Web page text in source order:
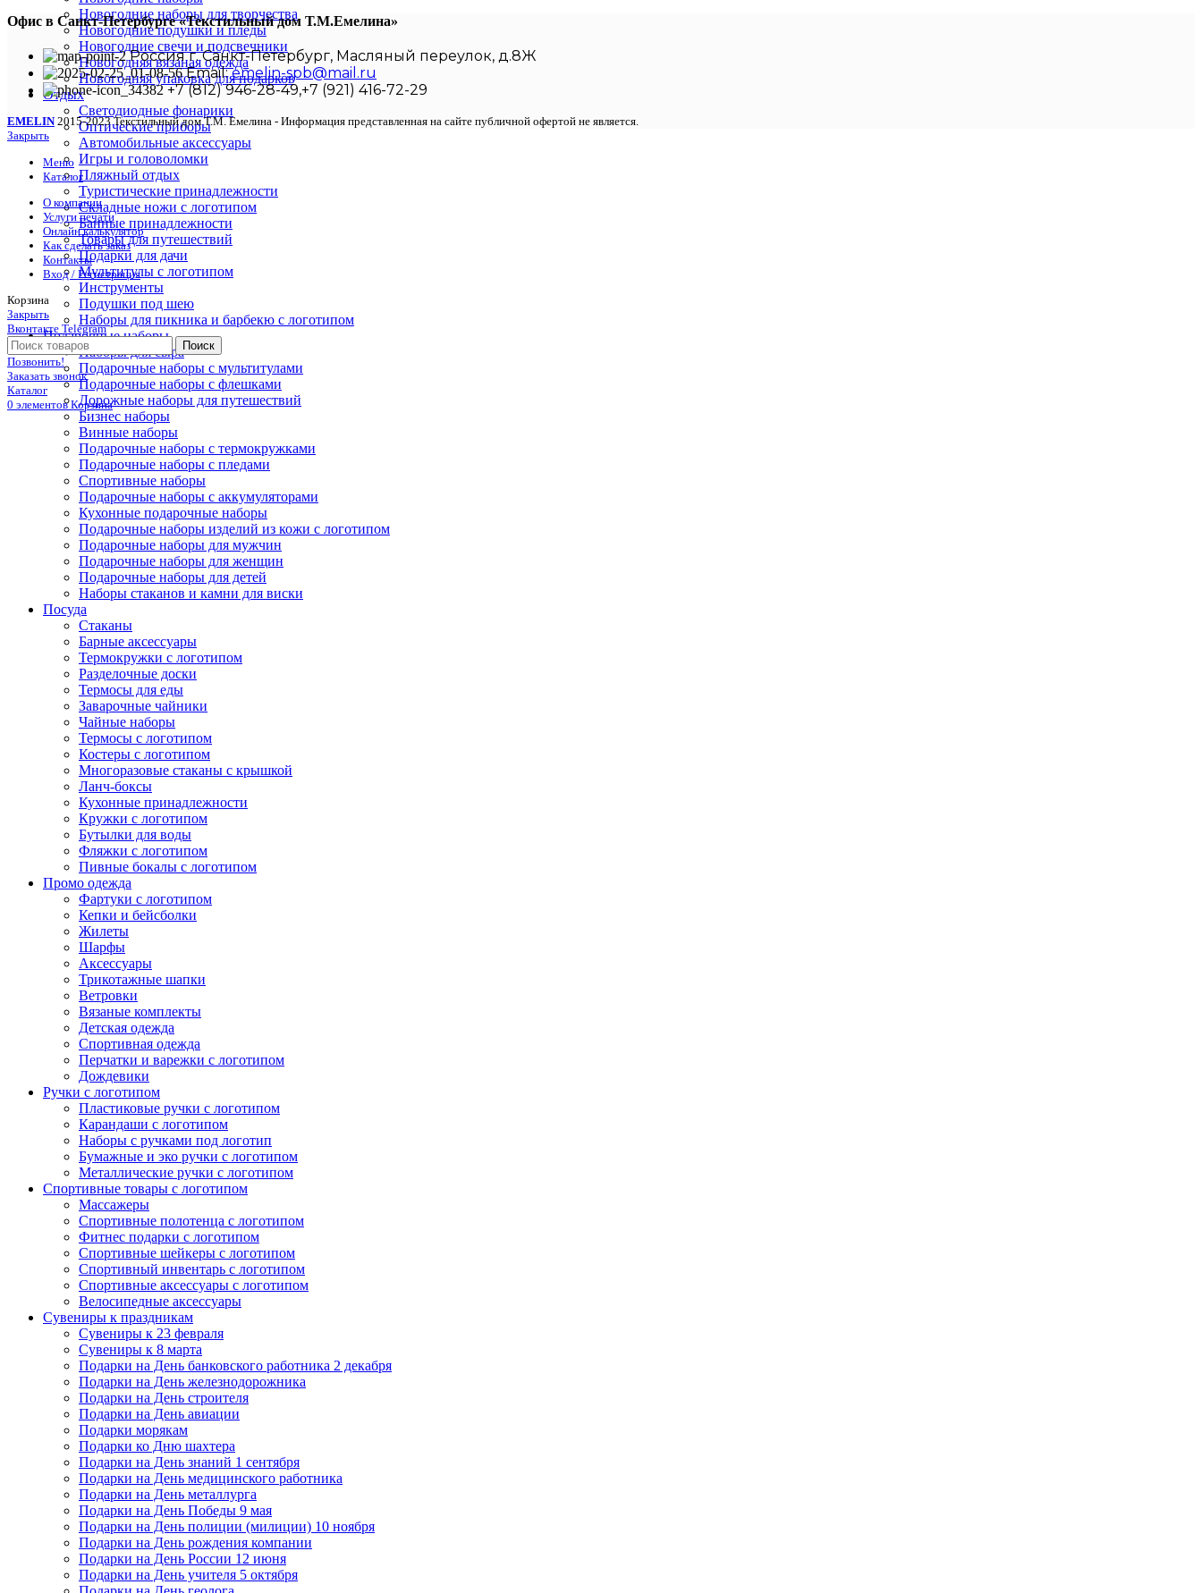
Новогодние наборы для творчества
Новогодние подушки и пледы
Новогодние свечи и подсвечники
Новогодняя вязаная одежда
Новогодняя упаковка для подарков
Отдых
Светодиодные фонарики
Оптические приборы
Автомобильные аксессуары
Игры и головоломки
Пляжный отдых
Туристические принадлежности
Складные ножи с логотипом
Банные принадлежности
Товары для путешествий
Подарки для дачи
Мультитулы с логотипом
Инструменты
Подушки под шею
Наборы для пикника и барбекю с логотипом
Подарочные наборы
Наборы для сыра
Подарочные наборы с мультитулами
Подарочные наборы с флешками
Дорожные наборы для путешествий
Бизнес наборы
Винные наборы
Подарочные наборы с термокружками
Подарочные наборы с пледами
Спортивные наборы
Подарочные наборы с аккумуляторами
Кухонные подарочные наборы
Подарочные наборы изделий из кожи с логотипом
Подарочные наборы для мужчин
Подарочные наборы для женщин
Подарочные наборы для детей
Наборы стаканов и камни для виски
Посуда
Стаканы
Барные аксессуары
Термокружки с логотипом
Разделочные доски
Термосы для еды
Заварочные чайники
Чайные наборы
Термосы с логотипом
Костеры с логотипом
Многоразовые стаканы с крышкой
Ланч-боксы
Кухонные принадлежности
Кружки с логотипом
Бутылки для воды
Фляжки с логотипом
Пивные бокалы с логотипом
Промо одежда
Фартуки с логотипом
Кепки и бейсболки
Жилеты
Шарфы
Аксессуары
Трикотажные шапки
Ветровки
Вязаные комплекты
Детская одежда
Спортивная одежда
Перчатки и варежки с логотипом
Дождевики
Ручки с логотипом
Пластиковые ручки с логотипом
Карандаши с логотипом
Наборы с ручками под логотип
Бумажные и эко ручки с логотипом
Металлические ручки с логотипом
Спортивные товары с логотипом
Массажеры
Спортивные полотенца с логотипом
Фитнес подарки с логотипом
Спортивные шейкеры с логотипом
Спортивный инвентарь с логотипом
Спортивные аксессуары с логотипом
Велосипедные аксессуары
Сувениры к праздникам
Сувениры к 23 февраля
Сувениры к 8 марта
Подарки на День банковского работника 2 декабря
Подарки на День железнодорожника
Подарки на День строителя
Подарки на День авиации
Подарки морякам
Подарки ко Дню шахтера
Подарки на День знаний 1 сентября
Подарки на День медицинского работника
Подарки на День металлурга
Подарки на День Победы 9 мая
Подарки на День полиции (милиции) 10 ноября
Подарки на День рождения компании
Подарки на День России 12 июня
Подарки на День учителя 5 октября
Офис в Санкт-Петербурге«Текстильный дом Т.М.Емелина»
Россия г. Санкт-Петербург, Масляный переулок, д.8Ж
Email:emelin-spb@mail.ru
+7 (812) 946-28-49,+7 (921) 416-72-29
EMELIN 2015-2023 Текстильный дом Т.М. Емелина - Информация представленная на сайте публичной офертой не является.
Закрыть
Меню
Каталог
О компании
Услуги печати
Онлайн калькулятор
Как сделать заказ
Контакты
Вход / Регистрация
Корзина
Закрыть
Вконтакте Telegram
Поиск
Позвонить!
Заказать звонок
Каталог
0 элементов Корзина